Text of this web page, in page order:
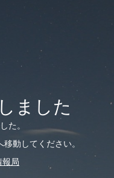
ました
た。
動してください。
報局